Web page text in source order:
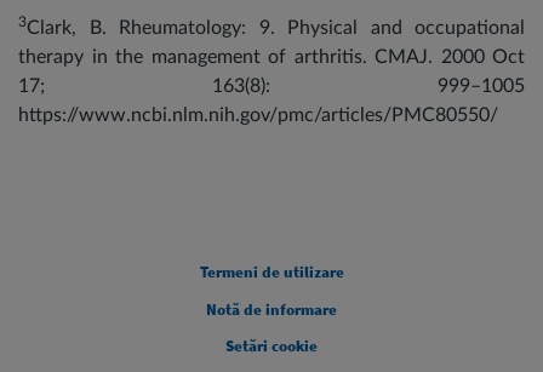
3Clark, B. Rheumatology: 9. Physical and occupational
therapy in the management of arthritis. CMAJ. 2000 Oct
17; 163(8): 999–1005
https://www.ncbi.nlm.nih.gov/pmc/articles/PMC80550/
Termeni de utilizare
Notă de informare
Setări cookie